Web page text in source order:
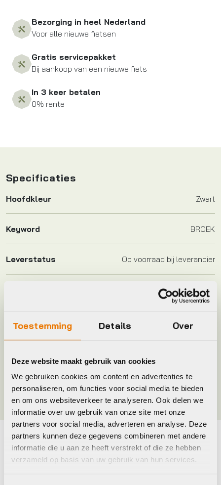
Toestemming Details Over
Deze website maakt gebruik van cookies
We gebruiken cookies om content en advertenties te
personaliseren, om functies voor social media te bieden
en om ons websiteverkeer te analyseren. Ook delen we
informatie over uw gebruik van onze site met onze
partners voor social media, adverteren en analyse. Deze
partners kunnen deze gegevens combineren met andere
informatie die u aan ze heeft verstrekt of die ze hebben
verzameld op basis van uw gebruik van hun services.
Bezorging in heel Nederland
Voor alle nieuwe fietsen
Gratis servicepakket
Bij aankoop van een nieuwe fiets
In 3 keer betalen
0% rente
Specificaties
Hoofdkleur Zwart
Keyword BROEK
Leverstatus Op voorraad bij leverancier
Kleur
Maak je fiets compleet